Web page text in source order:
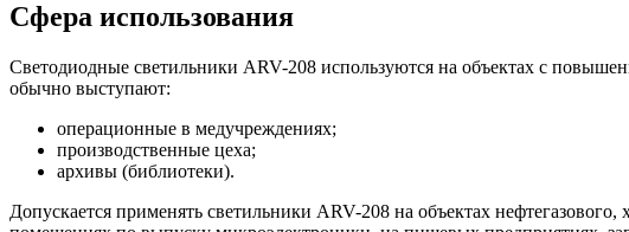
Сфера использования
Светодиодные светильники ARV-208 используются на объектах с
обычно выступают:
операционные в медучреждениях;
производственные цеха;
архивы (библиотеки).
Допускается применять светильники ARV-208 на объектах